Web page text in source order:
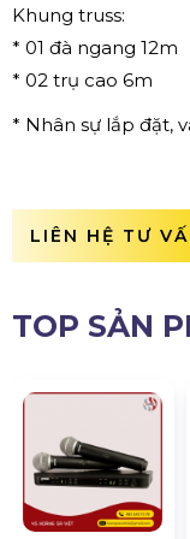
Khung truss:
* 01 đà ngang 12m
* 02 trụ cao 6m
* Nhân sự lắp đặt,
LIÊN HỆ TƯ
TOP SẢN